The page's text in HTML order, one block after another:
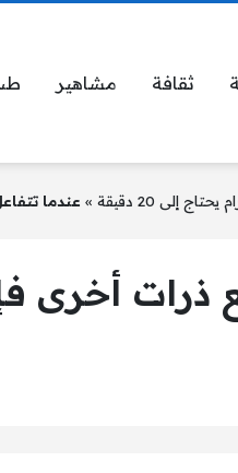
ثقافة مشاهير
» عندما
ذرات أخرى